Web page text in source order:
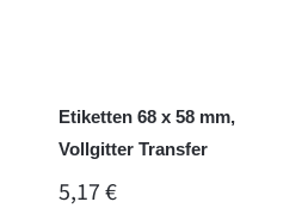
Etiketten 68 x 58 mm,
Vollgitter Transfer
REGULÄRER PREIS:
5,17 €